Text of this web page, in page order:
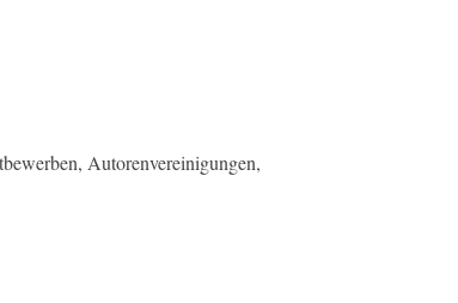
Autorenvereinigungen,